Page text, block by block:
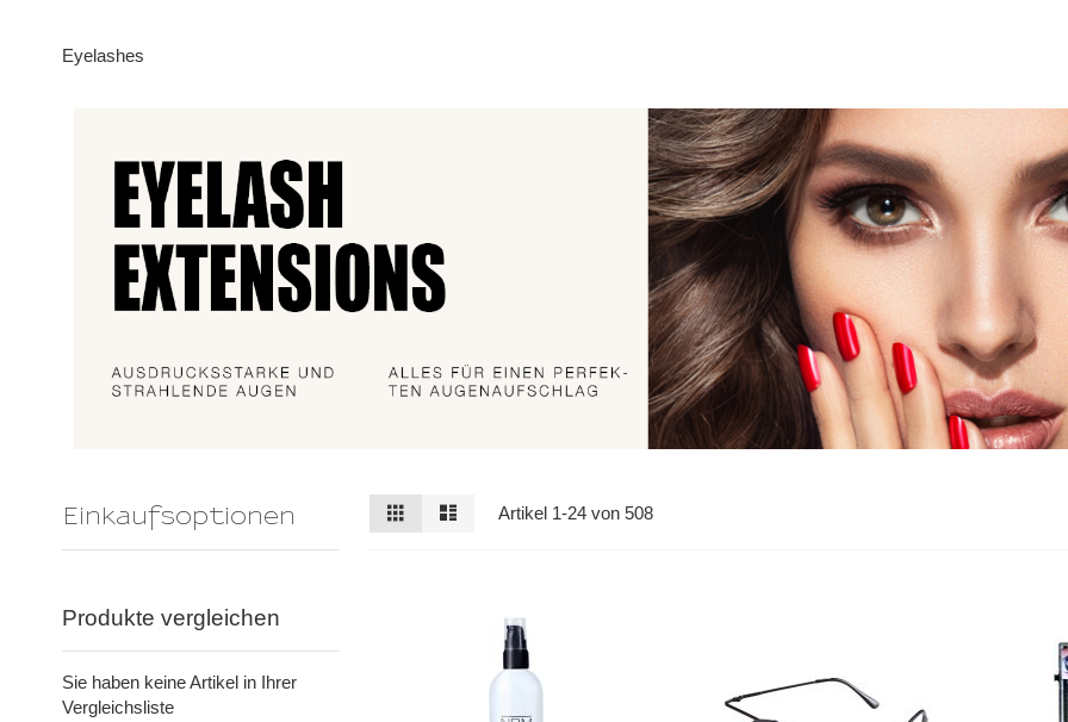
Eyelashes
Ansicht
als
Raster Artikel 1-24 von508
Einkaufsoptionen
Produkte vergleichen
Sie haben keine Artikel in Ihrer
Vergleichsliste